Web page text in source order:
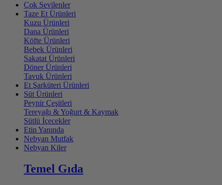
Çok Sevilenler
Taze Et Ürünleri
Kuzu Ürünleri
Dana Ürünleri
Köfte Ürünleri
Bebek Ürünleri
Sakatat Ürünleri
Döner Ürünleri
Tavuk Ürünleri
Et Şarküteri Ürünleri
Süt Ürünleri
Peynir Çeşitleri
Tereyağı & Yoğurt & Kaymak
Sütlü İçecekler
Etin Yanında
Nebyan Mutfak
Nebyan Kiler
Temel Gıda